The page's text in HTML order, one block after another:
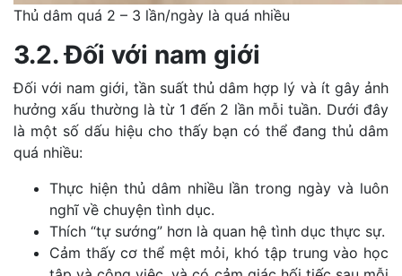
Thủ dâm quá 2 – 3 lần/ngày là quá nhiều
3.2. Đối với nam giới
Đối với nam giới, tần suất thủ dâm hợp lý và ít gây ảnh
hưởng xấu thường là từ 1 đến 2 lần mỗi tuần. Dưới đây
là một số dấu hiệu cho thấy bạn có thể đang thủ dâm
quá nhiều:
Thực hiện thủ dâm nhiều lần trong ngày và luôn
nghĩ về chuyện tình dục.
Thích “tự sướng” hơn là quan hệ tình dục thực sự.
Cảm thấy cơ thể mệt mỏi, khó tập trung vào học